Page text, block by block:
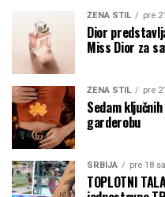
ŽENA STIL pre
Dior
Miss Dior za
ŽENA STIL pre
Sedam
garderobu
SRBIJA pre 18
TOPLOTNI